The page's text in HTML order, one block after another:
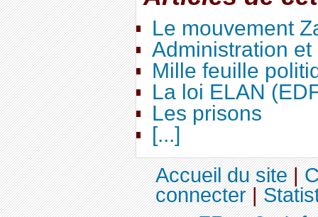
Le mouvement
Administration
Mille feuille
La loi ELAN
Les prisons
[...]
Accueil du site|
connecter|